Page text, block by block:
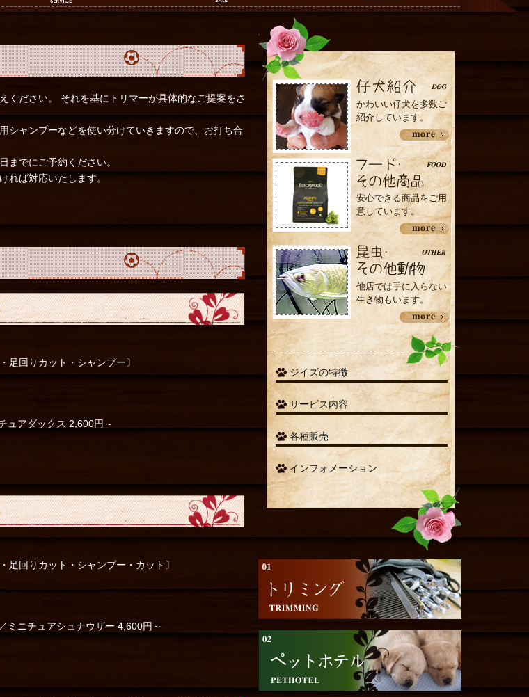
ください。 それを基にトリマーが具体的なご提案をさ
シャンプーなどを使い分けていきますので、お打ち合
までにご予約ください。
れば対応いたします。
足回りカット・シャンプー〕
ュアダックス 2,600円～
足回りカット・シャンプー・カット〕
ミニチュアシュナウザー 4,600円～
かわいい仔犬を多数ご
紹介しています。
安心できる商品をご用
意しています。
他店では手に入らない
生き物もいます。
ジイズの特徴
サービス内容
各種販売
インフォメーション